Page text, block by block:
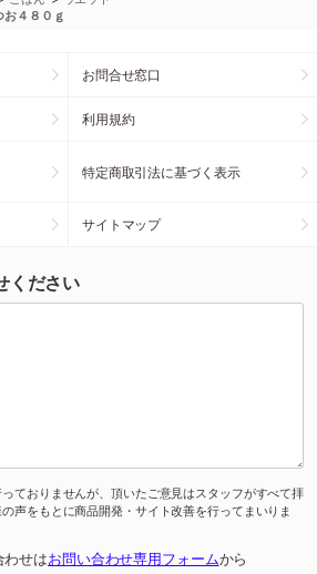
４８０ｇ
お問合せ窓口
利用規約
特定商取引法に基づく表示
サイトマップ
ください
ておりませんが、頂いたご意見はスタッフがすべて拝
声をもとに商品開発・サイト改善を行ってまいりま
わせはお問い合わせ専用フォームから